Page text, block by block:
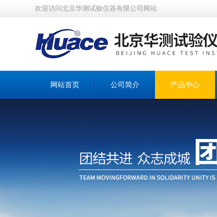
欢迎访问北京华测试验仪器有限公司网站
网站首页 公司简介 产品中心